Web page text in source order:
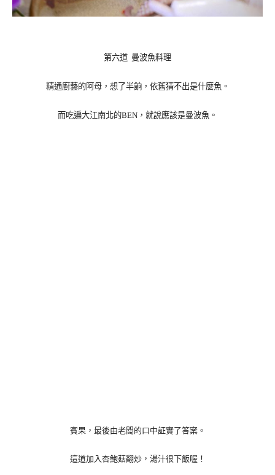
第六道 曼波魚料理
精通廚藝的阿母，想了半餉，依舊猜不出是什麼魚。
而吃遍大江南北的BEN，就說應該是曼波魚。
賓果，最後由老闆的口中証實了答案。
這道加入杏鮑菇翻炒，湯汁很下飯喔！